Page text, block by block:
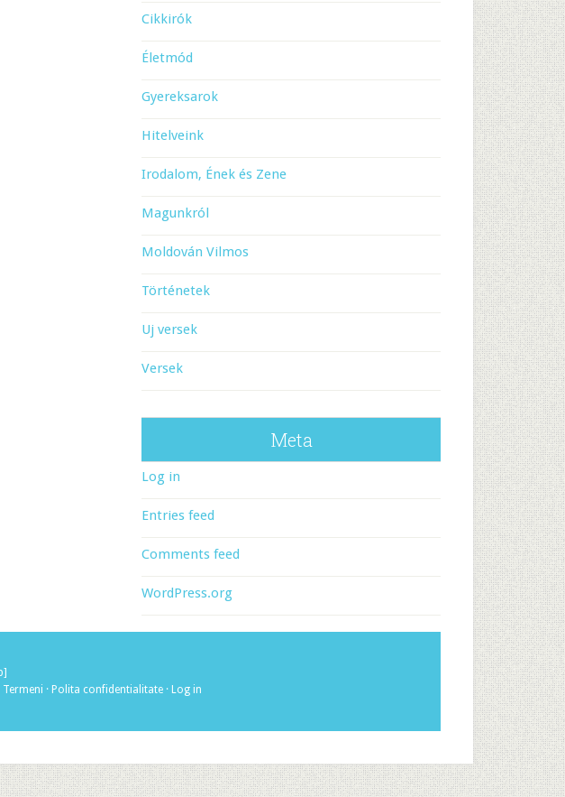
Cikkirók
Életmód
Gyereksarok
Hitelveink
Irodalom, Ének és Zene
Magunkról
Moldován Vilmos
Történetek
Uj versek
Versek
Meta
Log in
Entries feed
Comments feed
WordPress.org
Termeni · Polita confidentialitate · Log in